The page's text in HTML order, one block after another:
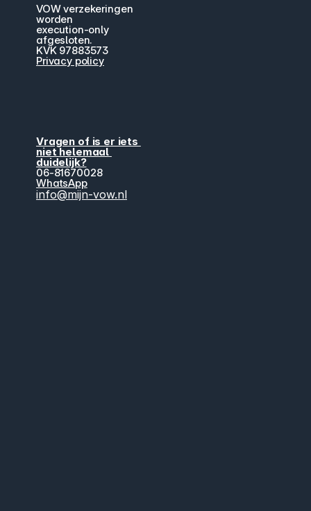
VOW verzekeringen
worden
execution-only
afgesloten.
KVK 97883573
Privacy policy
Vragen of is er iets
niet helemaal
duidelijk?
06-81670028
WhatsApp
info@mijn-vow.nl